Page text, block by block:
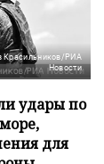
Красильников/РИА
Новости
удары по
для